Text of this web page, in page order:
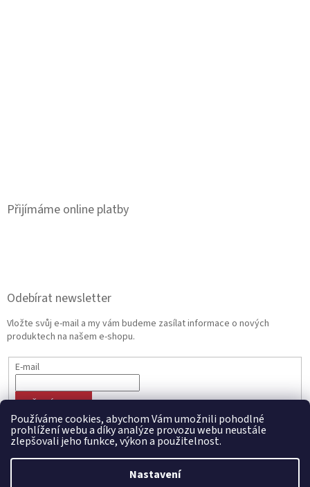
Používáme cookies, abychom Vám umožnili pohodlné
prohlížení webu a díky analýze provozu webu neustále
zlepšovali jeho funkce, výkon a použitelnost.
Nastavení
Přijímáme online platby
Odebírat newsletter
Vložte svůj e-mail a my vám budeme zasílat informace o nových
produktech na našem e-shopu.
E-mail
PŘIHLÁSIT SE